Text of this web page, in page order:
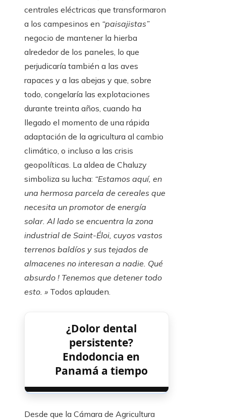
centrales eléctricas que transformaron
a los campesinos en “paisajistas”
negocio de mantener la hierba
alrededor de los paneles, lo que
perjudicaría también a las aves
rapaces y a las abejas y que, sobre
todo, congelaría las explotaciones
durante treinta años, cuando ha
llegado el momento de una rápida
adaptación de la agricultura al cambio
climático, o incluso a las crisis
geopolíticas. La aldea de Chaluzy
simboliza su lucha: “Estamos aquí, en
una hermosa parcela de cereales que
necesita un promotor de energía
solar. Al lado se encuentra la zona
industrial de Saint-Éloi, cuyos vastos
terrenos baldíos y sus tejados de
almacenes no interesan a nadie. Qué
absurdo ! Tenemos que detener todo
esto. » Todos aplauden.
¿Dolor dental
persistente?
Endodoncia en
Panamá a tiempo
Desde que la Cámara de Agricultura